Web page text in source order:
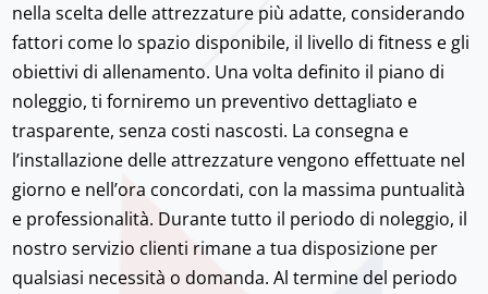
nella scelta delle attrezzature più adatte, considerando
fattori come lo spazio disponibile, il livello di fitness e gli
obiettivi di allenamento. Una volta definito il piano di
noleggio, ti forniremo un preventivo dettagliato e
trasparente, senza costi nascosti. La consegna e
l’installazione delle attrezzature vengono effettuate nel
giorno e nell’ora concordati, con la massima puntualità
e professionalità. Durante tutto il periodo di noleggio, il
nostro servizio clienti rimane a tua disposizione per
qualsiasi necessità o domanda. Al termine del periodo